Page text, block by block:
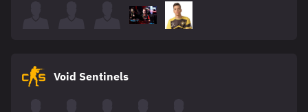
Void Sentinels